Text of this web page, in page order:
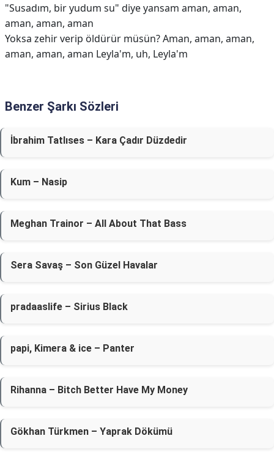
"Susadım, bir yudum su" diye yansam aman, aman,
aman, aman, aman
Yoksa zehir verip öldürür müsün? Aman, aman, aman,
aman, aman, aman Leyla'm, uh, Leyla'm
Benzer Şarkı Sözleri
İbrahim Tatlıses – Kara Çadır Düzdedir
Kum – Nasip
Meghan Trainor – All About That Bass
Sera Savaş – Son Güzel Havalar
​pradaaslife – Sirius Black
​papi, Kimera & ice – Panter
Rihanna – Bitch Better Have My Money
Gökhan Türkmen – Yaprak Dökümü